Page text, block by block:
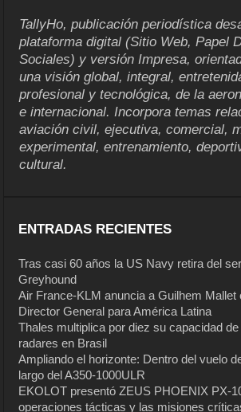
TallyHo, publicación periodística
plataforma digital (Sitio Web, Papel
Sociales) y versión Impresa,
una visión global, integral,
profesional y tecnológica, de la
e internacional. Incorpora temas
aviación civil, ejecutiva, comercial,
experimental, entrenamiento,
cultural.
ENTRADAS RECIENTES
Tras casi 60 años la US Navy retira del
Greyhound
Air France-KLM anuncia a Guilhem Mallet
Director General para América Latina
Thales multiplica por diez su capacidad
radares en Brasil
Ampliando el horizonte: Dentro del vuelo
largo del A350-1000ULR
EKOLOT presentó ZEUS PHOENIX PX-
operaciones tácticas y las misiones